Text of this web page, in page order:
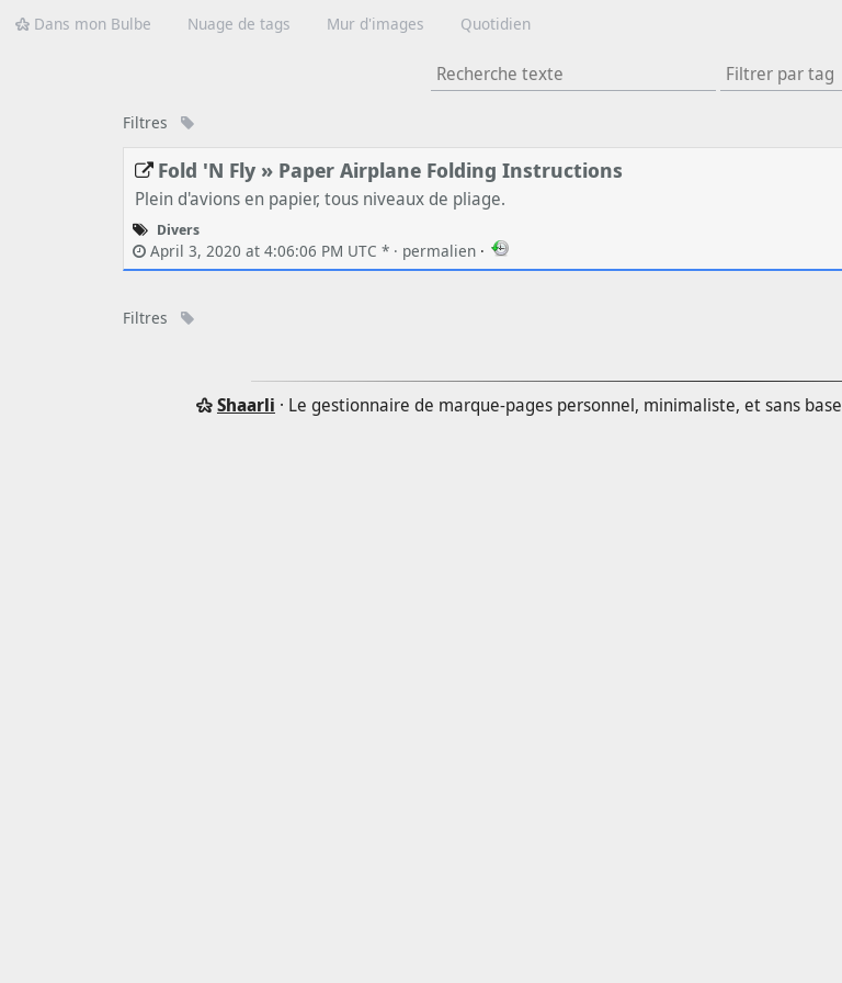
Dans mon Bulbe Nuage de tags Mur d'images Quotidien
Filtres
Fold 'N Fly » Paper Airplane Folding Instructions
Plein d'avions en papier, tous niveaux de pliage.
Divers
April 3, 2020 at 4:06:06 PM UTC * · permalien ·
Filtres
Shaarli · Le gestionnaire de marque-pages personnel, minimaliste, et sans